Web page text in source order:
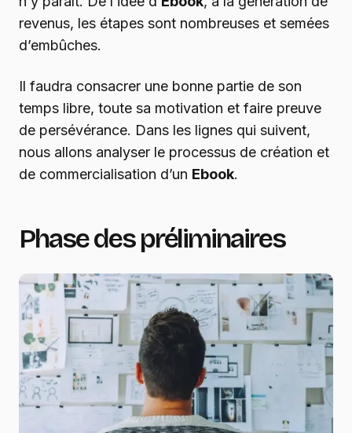
revenus, les étapes sont nombreuses et semées
d’embûches.
Il faudra consacrer une bonne partie de son
temps libre, toute sa motivation et faire preuve
de persévérance. Dans les lignes qui suivent,
nous allons analyser le processus de création et
de commercialisation d’un Ebook.
Phase des préliminaires